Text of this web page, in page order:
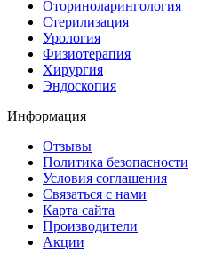
Оториноларингология
Стерилизация
Урология
Физиотерапия
Хирургия
Эндоскопия
Информация
Отзывы
Политика безопасности
Условия соглашения
Связаться с нами
Карта сайта
Производители
Акции